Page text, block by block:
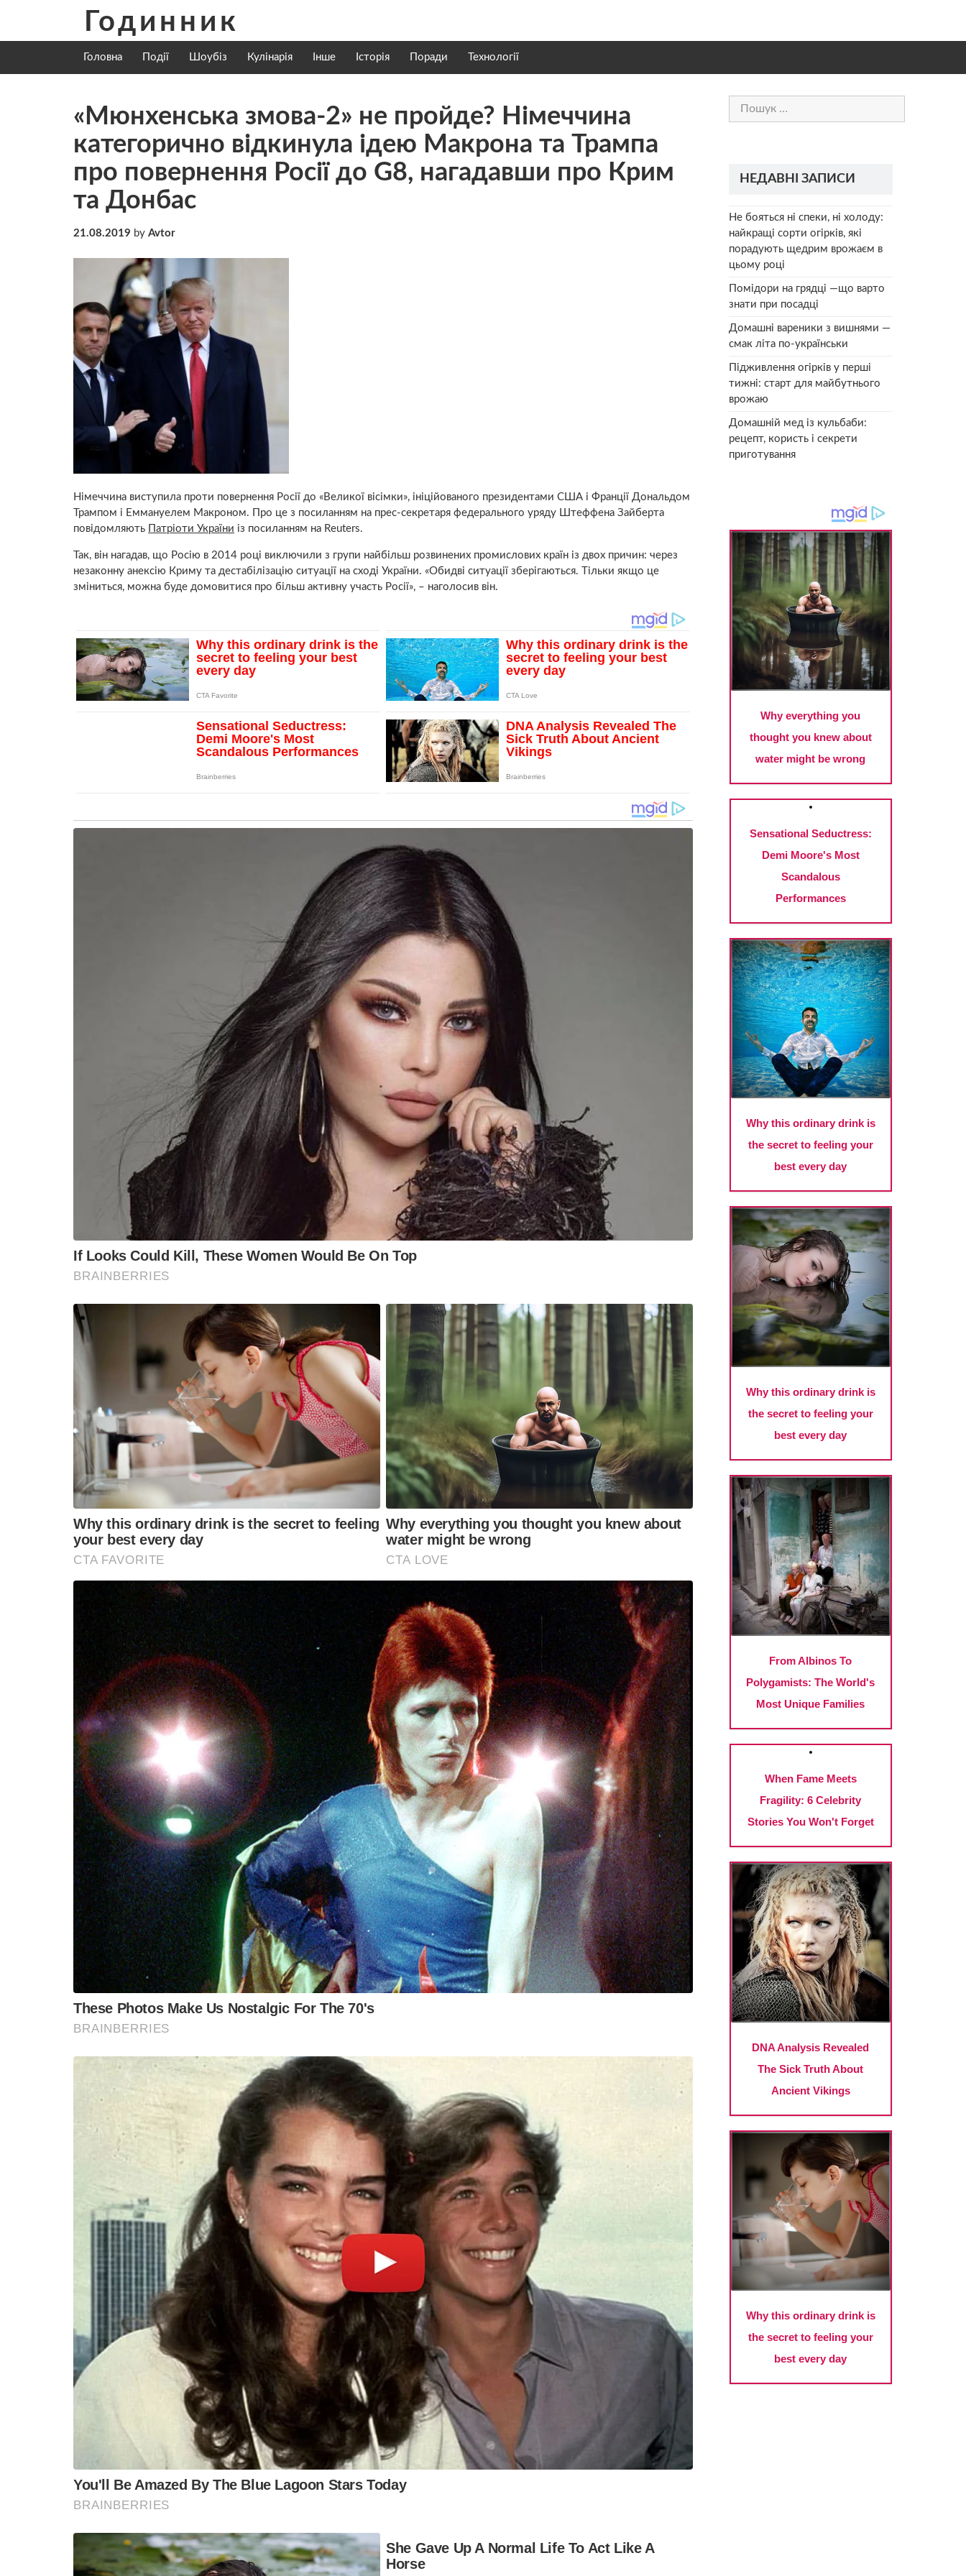
content
Годинник
Головна Події Шоубіз Кулінарія Інше Історія Поради Технології
«Мюнхенська змова-2» не пройде? Німеччина
категорично відкинула ідею Макрона та Трампа
про повернення Росії до G8, нагадавши про Крим
та Донбас
21.08.2019 by Avtor
Німеччина виступила проти повернення Росії до «Великої вісімки», ініційованого президентами США і Франції Дональдом
Трампом і Еммануелем Макроном. Про це з посиланням на прес-секретаря федерального уряду Штеффена Зайберта
повідомляють Патріоти України із посиланням на Reuters.
Так, він нагадав, що Росію в 2014 році виключили з групи найбільш розвинених промислових країн із двох причин: через
незаконну анексію Криму та дестабілізацію ситуації на сході України. «Обидві ситуації зберігаються. Тільки якщо це
зміниться, можна буде домовитися про більш активну участь Росії», – наголосив він.
Пошук:
НЕДАВНІ ЗАПИСИ
Не бояться ні спеки, ні холоду:
найкращі сорти огірків, які
порадують щедрим врожаєм в
цьому році
Помідори на грядці —що варто
знати при посадці
Домашні вареники з вишнями —
смак літа по-українськи
Підживлення огірків у перші
тижні: старт для майбутнього
врожаю
Домашній мед із кульбаби:
рецепт, користь і секрети
приготування